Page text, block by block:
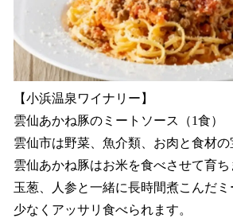
【小浜温泉ワイナリー】
雲仙あかね豚のミートソース（1食）
雲仙市は野菜、魚介類、お肉と食材の
雲仙あかね豚はお米を食べさせて育ち
玉葱、人参と一緒に長時間煮こんだ
少なくアッサリ食べられます。